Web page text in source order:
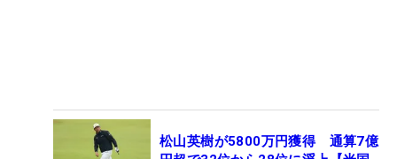
松山英樹が5800万円獲得 通算7億